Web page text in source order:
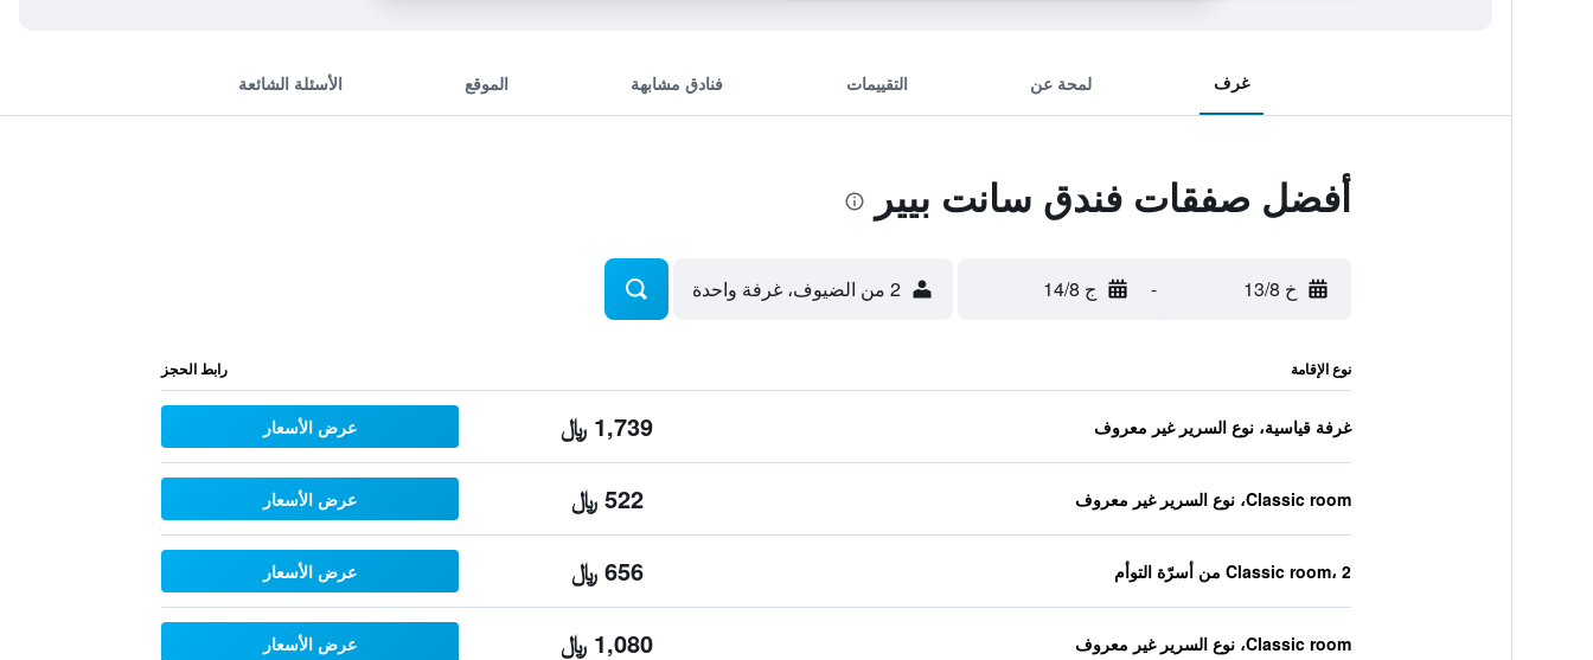
غرف لمحة عن التقييمات فنادق مشابهة الموقع الأسئلة الشائعة
أفضل صفقات فندق سانت بيير
خ 13/8 - ج 14/8 2 من الضيوف، غرفة واحدة
نوع الإقامة رابط الحجز
غرفة قياسية، نوع السرير غير معروف 1,739 ﷼ عرض الأسعار
Classic room، نوع السرير غير معروف 522 ﷼ عرض الأسعار
Classic room، 2 من أسرّة التوأم 656 ﷼ عرض الأسعار
Classic room، نوع السرير غير معروف 1,080 ﷼ عرض الأسعار